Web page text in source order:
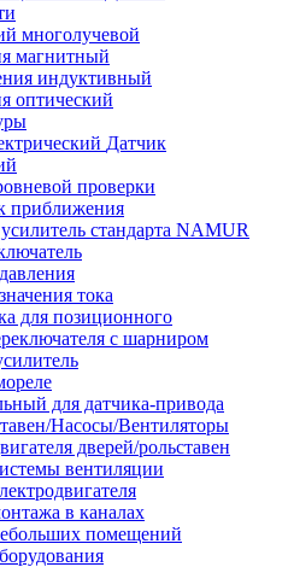
многолучевой
магнитный
индуктивный
оптический
Датчик
проверки
приближения
стандарта NAMUR
тока
для позиционного
с шарниром
для датчика-привода
Насосы/Вентиляторы
дверей/рольставен
вентиляции
в каналах
помещений